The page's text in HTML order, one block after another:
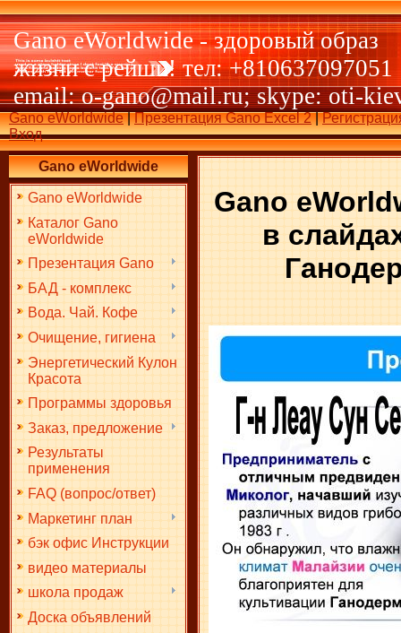
Gano eWorldwide - здоровый образ
жизни с рейши! тел: +810637097051
email: o-gano@mail.ru; skype: oti-
Gano eWorldwide|Презентация Gano Excel 2|
Вход
Gano eWorldwide
Gano eWorldwide
Каталог Gano
eWorldwide
Презентация Gano
БАД - комплекс
Вода. Чай. Кофе
Очищение, гигиена
Энергетический Кулон
Красота
Программы здоровья
Заказ, предложение
Результаты
применения
FAQ (вопрос/ответ)
Маркетинг план
бэк офис Инструкции
видео материалы
школа продаж
Доска объявлений
Gano
в